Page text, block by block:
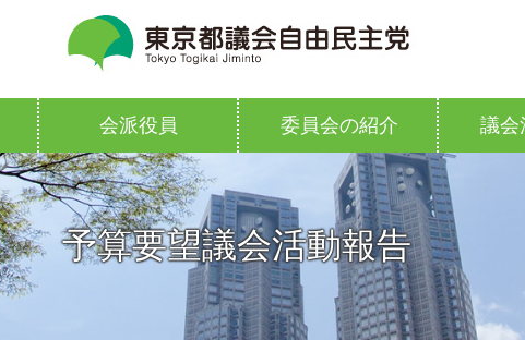
会派役員 委員会の紹介 議会
予算要望議会活動報告